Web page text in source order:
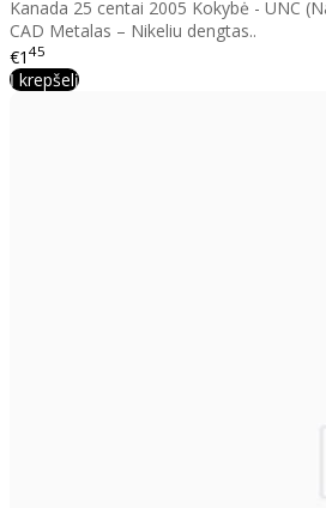
Kanada 25 centai 2005 Kokybė - UNC
CAD Metalas – Nikeliu dengtas..
€1 45
Į krepšelį